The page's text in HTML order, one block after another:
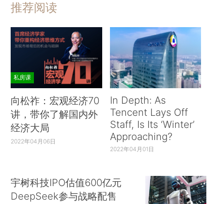
推荐阅读
私房课
向松祚：宏观经济70
讲，带你了解国内外
经济大局
2022年04月06日
In Depth: As
Tencent Lays Off
Staff, Is Its ‘Winter’
Approaching?
2022年04月01日
宇树科技IPO估值600亿元
DeepSeek参与战略配售